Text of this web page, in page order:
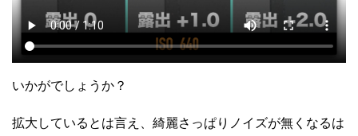
いかがでしょうか？
拡大しているとは言え、綺麗さっぱりノイズが無くなるは